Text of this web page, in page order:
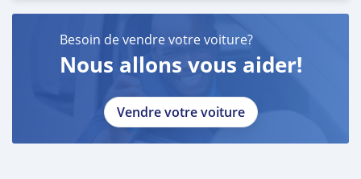
Besoin de vendre votre voiture?
Nous allons vous aider!
Vendre votre voiture